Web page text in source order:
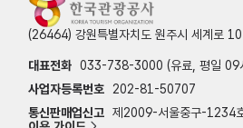
(26464) 강원특별자치도 원주시 세계로 10
대표전화 033-738-3000 (유료, 평일 09
사업자등록번호
202-81-50707
통신판매업신고 제2009-서울중구-1234